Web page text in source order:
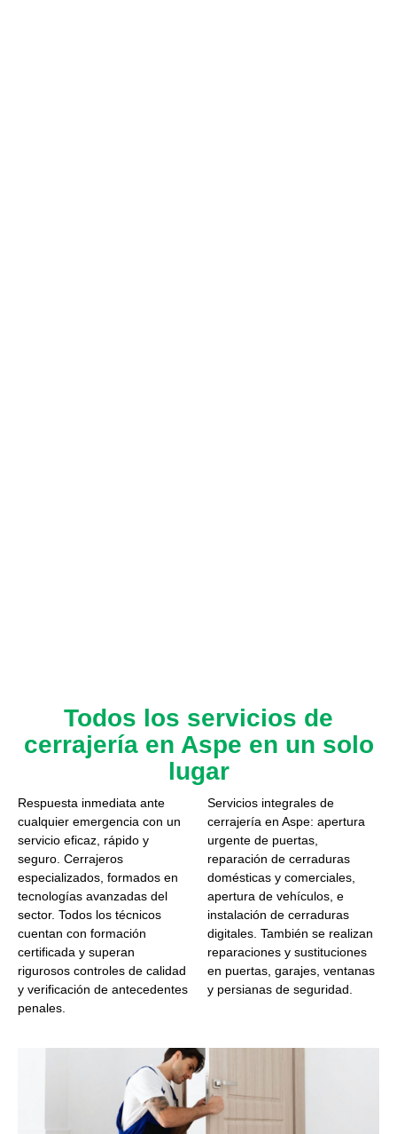
Todos los servicios de
cerrajería en Aspe en un solo
lugar
Respuesta inmediata ante
cualquier emergencia con un
servicio eficaz, rápido y
seguro. Cerrajeros
especializados, formados en
tecnologías avanzadas del
sector. Todos los técnicos
cuentan con formación
certificada y superan
rigurosos controles de calidad
y verificación de antecedentes
penales.
Servicios integrales de
cerrajería en Aspe: apertura
urgente de puertas,
reparación de cerraduras
domésticas y comerciales,
apertura de vehículos, e
instalación de cerraduras
digitales. También se realizan
reparaciones y sustituciones
en puertas, garajes, ventanas
y persianas de seguridad.